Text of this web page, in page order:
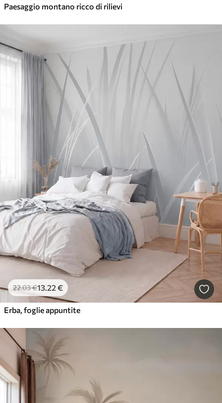
Paesaggio montano ricco di rilievi
22.03€13.22 €
Erba, foglie appuntite